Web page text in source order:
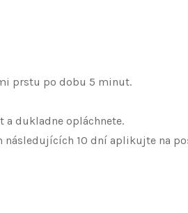
prstu po dobu 5 minut.
a dukladne opláchnete.
10 dní aplikujte na